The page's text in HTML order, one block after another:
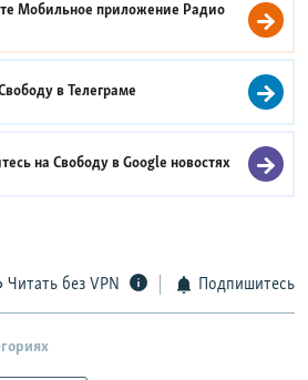
Мобильное приложение Радио
вТелеграме
на Свободу вGoogle новостях
Читать без VPN Подпишитесь